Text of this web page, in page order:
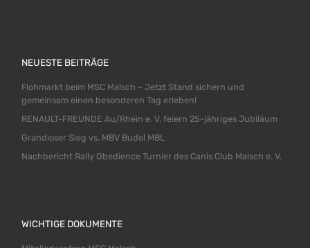
NEUESTE BEITRÄGE
Flohmarkt beim MSC Malsch – Jetzt Stand sichern und
gemeinsam einen besonderen Tag erleben!
RENAULT-FREUNDE Au/Rhein e. V. feiern 25-jähriges Jubiläum
Grandioser Sieg vs. MBV Budel MBL
Nachbericht Rally Obedience Turnier des Canis Club Malsch e. V.
WICHTIGE DOKUMENTE